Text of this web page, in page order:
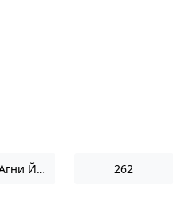
Грани Агни Йоги 1952 262